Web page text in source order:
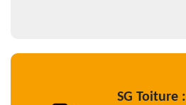
SG Toiture